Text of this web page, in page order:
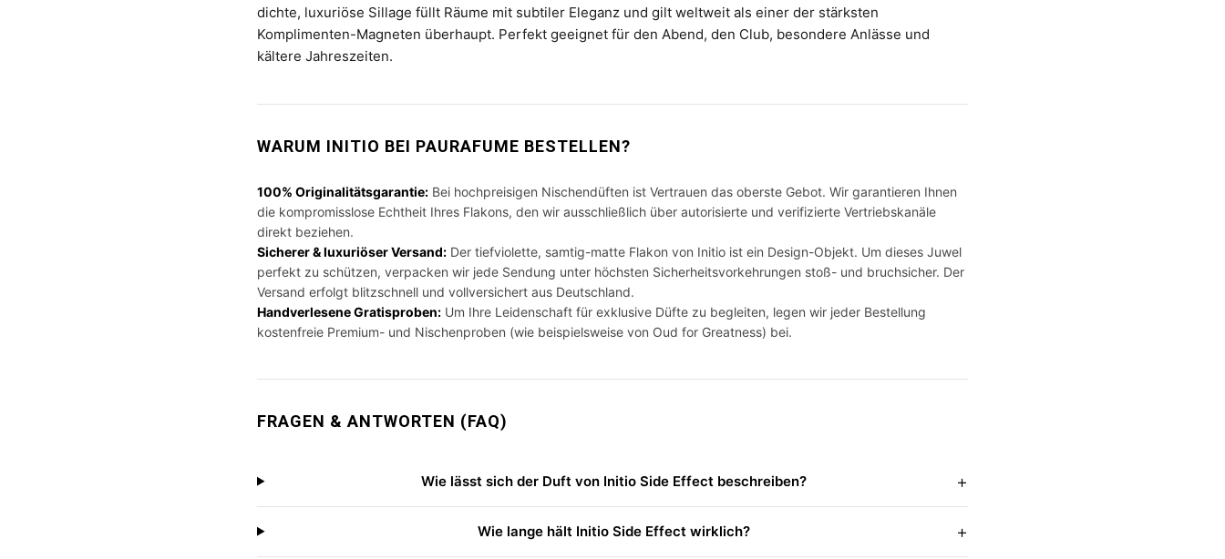
dichte, luxuriöse Sillage füllt Räume mit subtiler Eleganz und gilt weltweit als einer der stärksten
Komplimenten-Magneten überhaupt. Perfekt geeignet für den Abend, den Club, besondere Anlässe und
kältere Jahreszeiten.
WARUM INITIO BEI PAURAFUME BESTELLEN?
100% Originalitätsgarantie: Bei hochpreisigen Nischendüften ist Vertrauen das oberste Gebot. Wir garantieren Ihnen
die kompromisslose Echtheit Ihres Flakons, den wir ausschließlich über autorisierte und verifizierte Vertriebskanäle
direkt beziehen.
Sicherer & luxuriöser Versand: Der tiefviolette, samtig-matte Flakon von Initio ist ein Design-Objekt. Um dieses Juwel
perfekt zu schützen, verpacken wir jede Sendung unter höchsten Sicherheitsvorkehrungen stoß- und bruchsicher. Der
Versand erfolgt blitzschnell und vollversichert aus Deutschland.
Handverlesene Gratisproben: Um Ihre Leidenschaft für exklusive Düfte zu begleiten, legen wir jeder Bestellung
kostenfreie Premium- und Nischenproben (wie beispielsweise von Oud for Greatness) bei.
FRAGEN & ANTWORTEN (FAQ)
Wie lässt sich der Duft von Initio Side Effect beschreiben? +
Wie lange hält Initio Side Effect wirklich? +